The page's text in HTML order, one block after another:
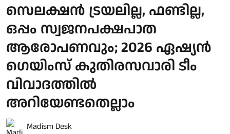
സെലക്ഷന്‍ ട്രയലില്ല, ഫണ്ടില്ല,
ഒപ്പം സ്വജനപക്ഷപാത
ആരോപണവും; 2026 ഏഷ്യന്‍
ഗെയിംസ് കുതിരസവാരി ടീം
വിവാദത്തില്‍
അറിയേണ്ടതെല്ലാം
Madism Desk